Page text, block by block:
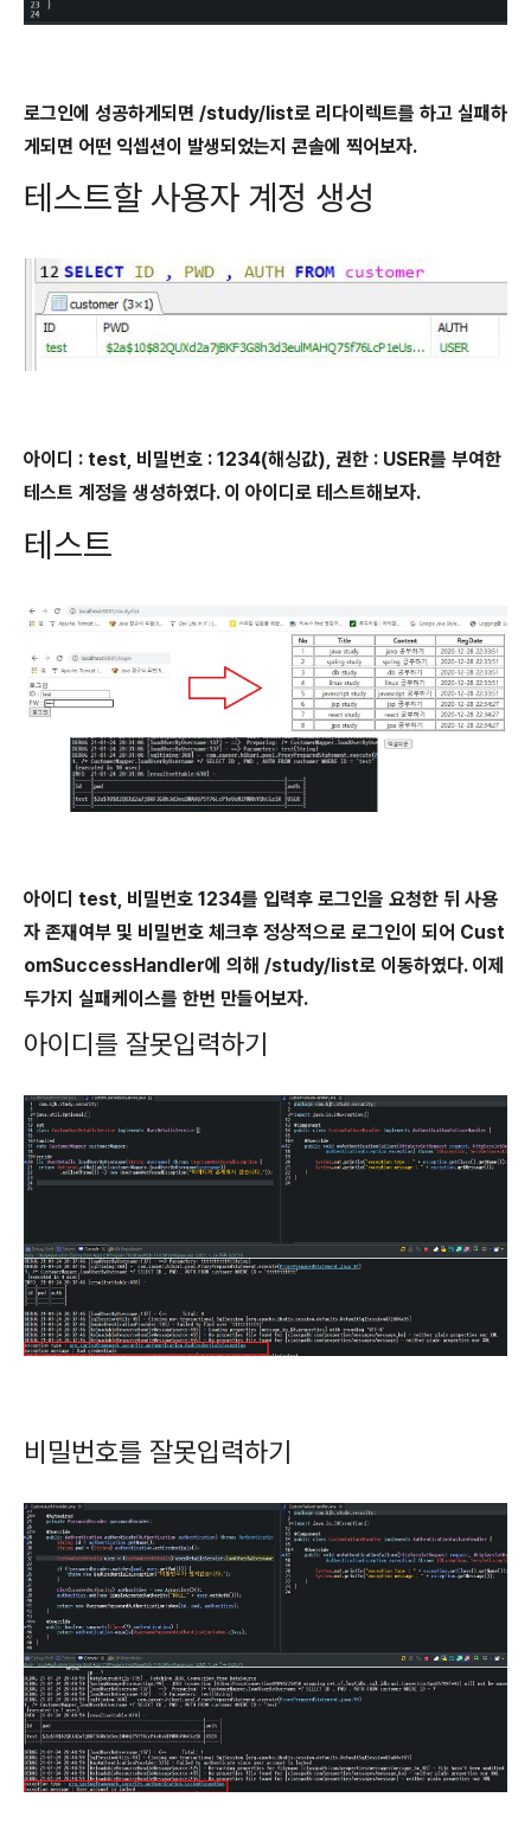
로그인에 성공하게되면 /study/list로 리다이렉트를 하고 실패하
게되면 어떤 익셉션이 발생되었는지 콘솔에 찍어보자.
테스트할 사용자 계정 생성
아이디 : test, 비밀번호 : 1234(해싱값), 권한 : USER를 부여한
테스트 계정을 생성하였다. 이 아이디로 테스트해보자.
테스트
아이디 test, 비밀번호 1234를 입력후 로그인을 요청한 뒤 사용
자 존재여부 및 비밀번호 체크후 정상적으로 로그인이 되어 Cust
omSuccessHandler에 의해 /study/list로 이동하였다. 이제
두가지 실패케이스를 한번 만들어보자.
아이디를 잘못입력하기
비밀번호를 잘못입력하기